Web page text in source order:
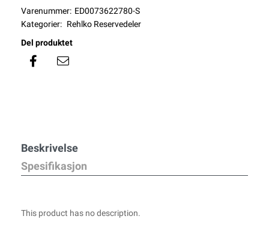
Varenummer: ED0073622780-S
Kategorier: Rehlko Reservedeler
Del produktet
Beskrivelse
Spesifikasjon
This product has no description.